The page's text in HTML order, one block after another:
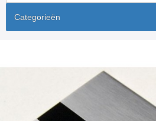
Categorieën